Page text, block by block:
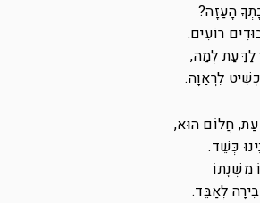
הָעַזָּה?
רוֹעִים.
לַדַּעַת לְמַה,
לִרְאַוָה.
חֲלוֹם הוּא,
כְּשֵׁד.
מִשְׁנָתוֹ
לְאַבֵּד.